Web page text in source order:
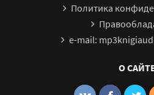
Политика
e-mail:
О